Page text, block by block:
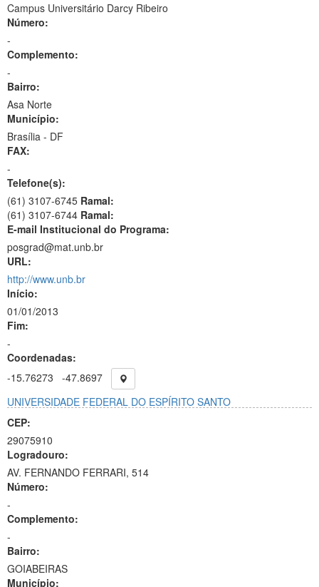
Campus Universitário Darcy Ribeiro
Número:
-
Complemento:
-
Bairro:
Asa Norte
Município:
Brasília - DF
FAX:
-
Telefone(s):
(61) 3107-6745 Ramal:
(61) 3107-6744 Ramal:
E-mail Institucional do Programa:
posgrad@mat.unb.br
URL:
http://www.unb.br
Início:
01/01/2013
Fim:
-
Coordenadas:
-15.76273
-47.8697
UNIVERSIDADE FEDERAL DO ESPÍRITO SANTO
CEP:
29075910
Logradouro:
AV. FERNANDO FERRARI, 514
Número:
-
Complemento:
-
Bairro:
GOIABEIRAS
Município: